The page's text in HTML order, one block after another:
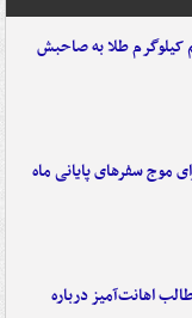
کیلوگرم طلا به صاحبش
موج سفرهای پایانی ماه
اهانت‌آمیز درباره